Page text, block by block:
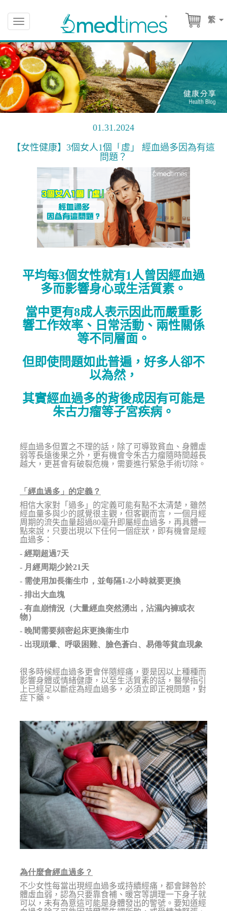
繁
Toggle
navigation
01.31.2024
【女性健康】3個女人1個「虛」 經血過多因為有這
問題？
平均每3個女性就有1人曾因經血過
多而影響身心或生活質素。
當中更有8成人表示因此而嚴重影
響工作效率、日常活動、兩性關係
等不同層面。
但即使問題如此普遍，好多人卻不
以為然，
其實經血過多的背後成因有可能是
朱古力瘤等子宮疾病。
經血過多但置之不理的話，除了可導致貧血、身體虛
弱等長遠後果之外，更有機會令朱古力瘤隨時間越長
越大，更甚會有破裂危機，需要進行緊急手術切除。
「經血過多」的定義？
相信大家對「過多」的定義可能有點不太清楚，雖然
經血量多與少的感覺很主觀，但客觀而言，一個月經
周期的流失血量超過80毫升即屬經血過多，再具體一
點來說，只要出現以下任何一個症狀，即有機會是經
血過多：
- 經期超過7天
- 月經周期少於21天
- 需使用加長衞生巾，並每隔1-2小時就要更換
- 排出大血塊
- 有血崩情況（大量經血突然湧出，沾濕內褲或衣
物）
- 晚間需要頻密起床更換衞生巾
- 出現頭暈、呼吸困難、臉色蒼白、易倦等貧血現象
很多時候經血過多更會伴隨經痛，要是因以上種種而
影響身體或情緒健康，以至生活質素的話，醫學指引
上已經足以斷症為經血過多，必須立即正視問題，對
症下藥。
為什麼會經血過多？
不少女性每當出現經血過多或持續經痛，都會歸咎於
體虛血弱，認為只要靠食補、暖宮等調理一下身子就
可以，未有為意這可能是身體發出的警號。要知道經